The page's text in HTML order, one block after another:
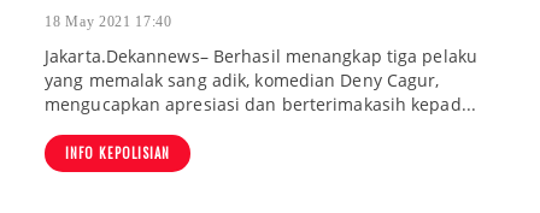
18 May 2021 17:40
Jakarta.Dekannews– Berhasil menangkap tiga pelaku
yang memalak sang adik, komedian Deny Cagur,
mengucapkan apresiasi dan berterimakasih kepad...
INFO KEPOLISIAN